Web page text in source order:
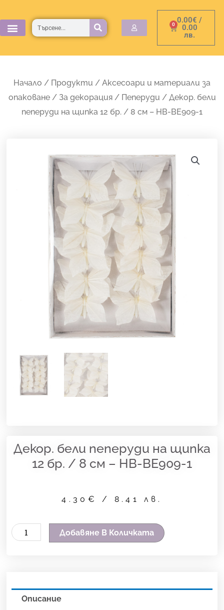
to
content
0.00€ /
0.00
лв.
0
Cart
Търсене
Начало / Продукти / Аксесоари и материали за
опаковане/ За декорация/ Пеперуди / Декор. бели
пеперуди на щипка 12 бр. / 8 см – HB-BE909-1
Декор. бели пеперуди на щипка
12 бр. / 8 см – HB-BE909-1
4.30 € / 8.41 лв.
количество
пеперуди
Добавяне В Количката
Описание